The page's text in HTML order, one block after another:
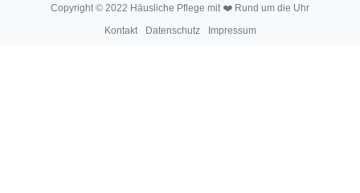
Copyright © 2022 Häusliche Pflege mit ❤️ Rund um die Uhr
Kontakt
Datenschutz Impressum